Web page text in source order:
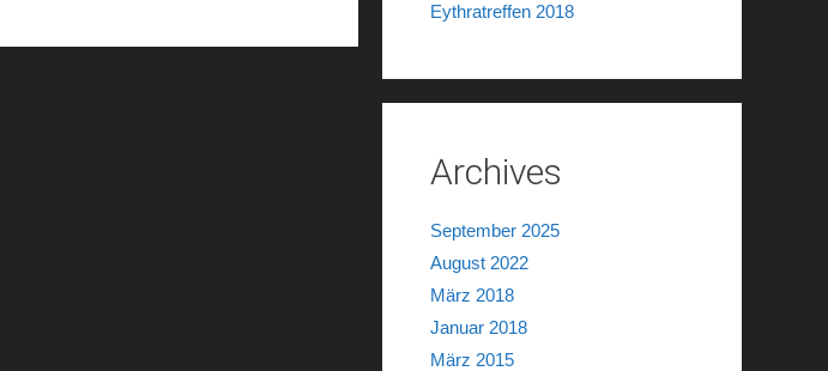
Eythratreffen 2018
Archives
September 2025
August 2022
März 2018
Januar 2018
März 2015